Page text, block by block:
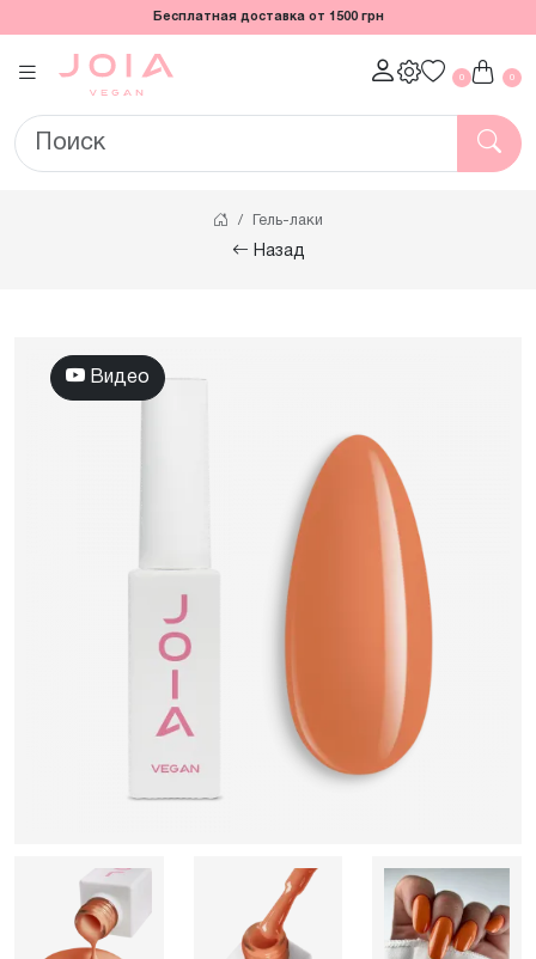
Бесплатная доставка от 1500 грн
0 0
Гель-лаки
Назад
Видео